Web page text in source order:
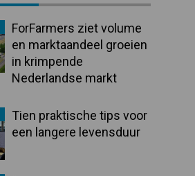
ForFarmers ziet volume
en marktaandeel groeien
in krimpende
Nederlandse markt
Tien praktische tips voor
een langere levensduur